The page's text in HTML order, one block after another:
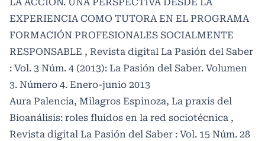
EXPERIENCIA COMO TUTORA EN EL PROGRAMA
FORMACIÓN PROFESIONALES SOCIALMENTE
RESPONSABLE , Revista digital La Pasión del Saber
: Vol. 3 Núm. 4 (2013): La Pasión del Saber. Volumen
3. Número 4. Enero-junio 2013
Aura Palencia, Milagros Espinoza, La praxis del
Bioanálisis: roles fluidos en la red sociotécnica ,
Revista digital La Pasión del Saber : Vol. 15 Núm. 28